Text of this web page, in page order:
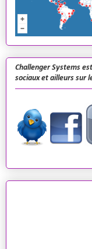
Challenger Systems
sociaux et ailleurs sur